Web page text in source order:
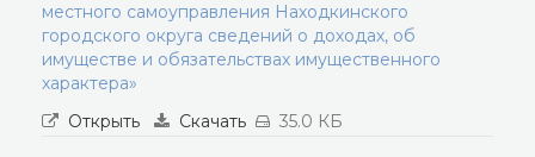
местного самоуправления Находкинского
городского округа сведений о доходах, об
имуществе и обязательствах имущественного
характера»
Открыть
Скачать 35.0 КБ